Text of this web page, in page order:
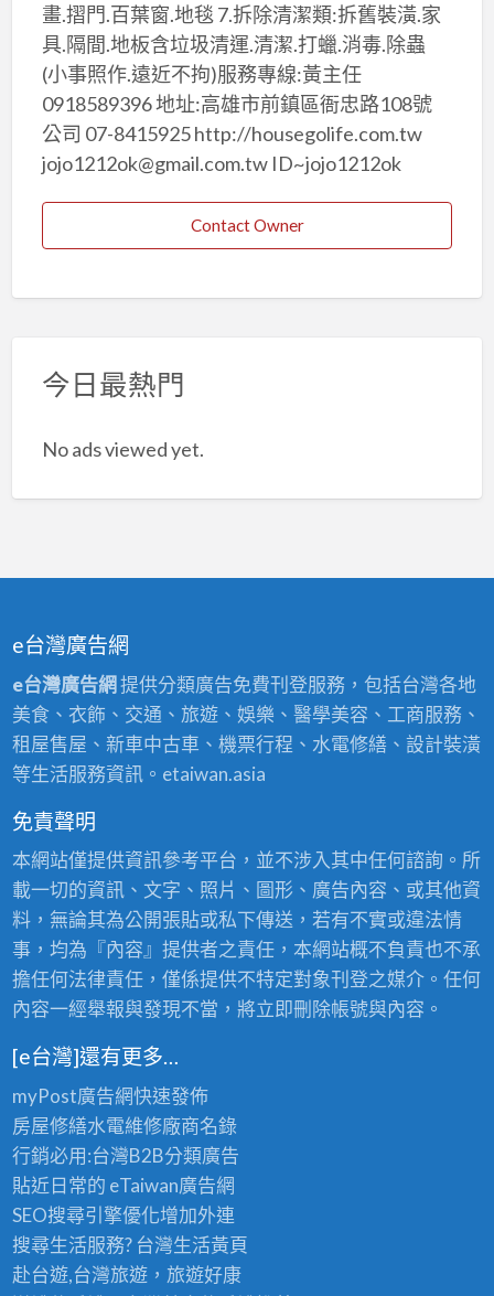
畫.摺門.百葉窗.地毯 7.拆除清潔類:拆舊裝潢.家
具.隔間.地板含垃圾清運.清潔.打蠟.消毒.除蟲
(小事照作.遠近不拘)服務專線:黃主任
0918589396 地址:高雄市前鎮區衙忠路108號
公司 07-8415925 http://housegolife.com.tw
jojo1212ok@gmail.com.tw ID~jojo1212ok
Contact Owner
今日最熱門
No ads viewed yet.
e台灣廣告網
e台灣廣告網提供分類廣告免費刊登服務，包括台灣各地
美食、衣飾、交通、旅遊、娛樂、醫學美容、工商服務、
租屋售屋、新車中古車、機票行程、水電修繕、設計裝潢
等生活服務資訊。etaiwan.asia
免責聲明
本網站僅提供資訊參考平台，並不涉入其中任何諮詢。所
載一切的資訊、文字、照片、圖形、廣告內容、或其他資
料，無論其為公開張貼或私下傳送，若有不實或違法情
事，均為『內容』提供者之責任，本網站概不負責也不承
擔任何法律責任，僅係提供不特定對象刊登之媒介。任何
內容一經舉報與發現不當，將立即刪除帳號與內容。
[e台灣]還有更多…
myPost廣告網快速發佈
房屋修繕水電維修廠商名錄
行銷必用:台灣B2B分類廣告
貼近日常的 eTaiwan廣告網
SEO搜尋引擎優化增加外連
搜尋生活服務? 台灣生活黃頁
赴台遊,台灣旅遊，旅遊好康